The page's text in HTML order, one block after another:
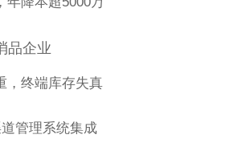
品企业
，终端库存失真
管理系统集成